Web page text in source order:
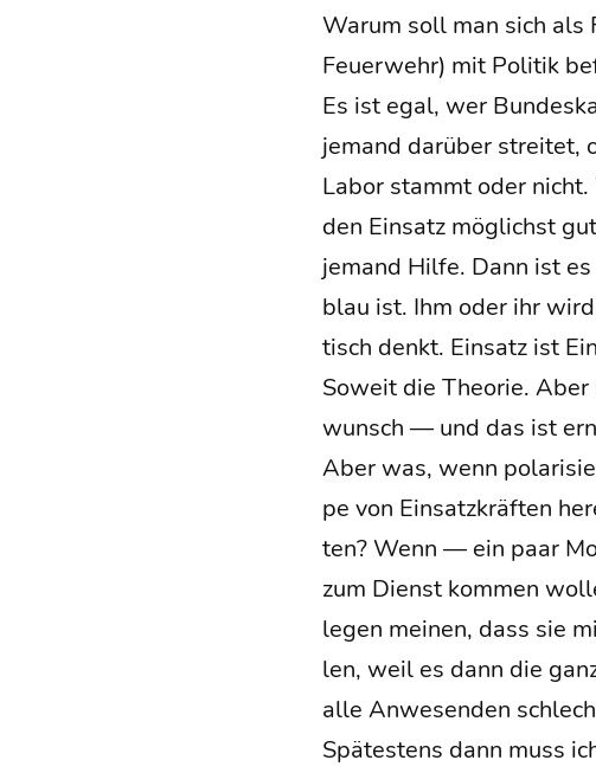
War­um soll man sich als
Feu­er­wehr) mit Poli­tik
Es ist egal, wer
jemand dar­über strei­tet,
Labor stammt oder
den Ein­satz mög­lichst
jemand Hil­fe. Dann ist
blau ist. Ihm oder ihr
tisch denkt. Ein­satz ist
Soweit die Theo­rie.
wunsch — und das ist
Aber was, wenn
pe von Ein­satz­kräf­ten
ten? Wenn — ein paar
zum Dienst kom­men
le­gen mei­nen, dass sie
len, weil es dann die
alle Anwe­sen­den
Spä­tes­tens dann muss